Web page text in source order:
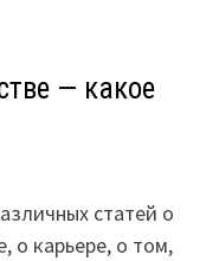
— какое
статей о
о карьере, о том,